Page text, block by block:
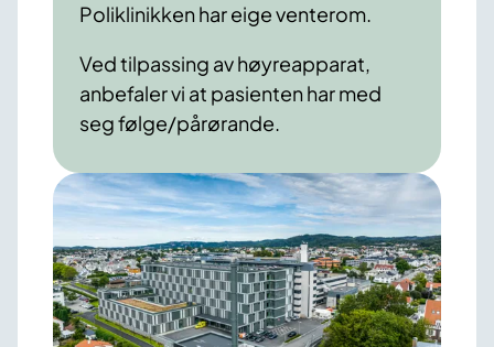
Poliklinikken har eige venterom.
Ved tilpassing av høyreapparat,
anbefaler vi at pasienten har med
seg følge/pårørande.